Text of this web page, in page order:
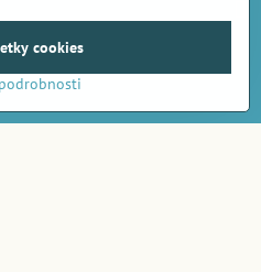
cookies